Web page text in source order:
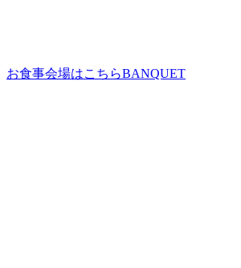
お食事会場はこちらBANQUET